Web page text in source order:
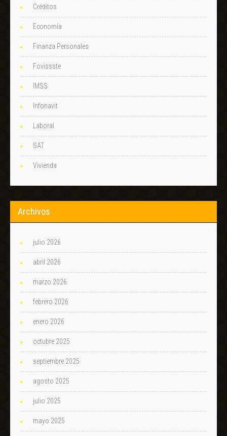
Créditos
Economía
Finanza Personales
Fovissste
IMSS
Infonavit
Laboral
SAT
Vivienda
Archivos
julio 2026
abril 2026
marzo 2026
febrero 2026
enero 2026
octubre 2025
septiembre 2025
agosto 2025
julio 2025
mayo 2025